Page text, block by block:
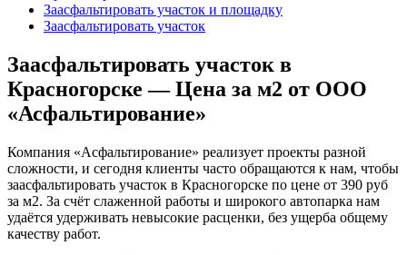
Заасфальтировать участок и площадку
Заасфальтировать участок
Заасфальтировать участок в
Красногорске — Цена за м2 от ООО
«Асфальтирование»
Компания «Асфальтирование» реализует проекты разной
сложности, и сегодня клиенты часто обращаются к нам, чтобы
заасфальтировать участок в Красногорске по цене от 390 руб
за м2. За счёт слаженной работы и широкого автопарка нам
удаётся удерживать невысокие расценки, без ущерба общему
качеству работ.